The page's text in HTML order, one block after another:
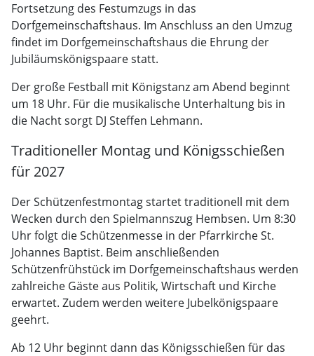
Fortsetzung des Festumzugs in das
Dorfgemeinschaftshaus. Im Anschluss an den Umzug
findet im Dorfgemeinschaftshaus die Ehrung der
Jubiläumskönigspaare statt.
Der große Festball mit Königstanz am Abend beginnt
um 18 Uhr. Für die musikalische Unterhaltung bis in
die Nacht sorgt DJ Steffen Lehmann.
Traditioneller Montag und Königsschießen
für 2027
Der Schützenfestmontag startet traditionell mit dem
Wecken durch den Spielmannszug Hembsen. Um 8:30
Uhr folgt die Schützenmesse in der Pfarrkirche St.
Johannes Baptist. Beim anschließenden
Schützenfrühstück im Dorfgemeinschaftshaus werden
zahlreiche Gäste aus Politik, Wirtschaft und Kirche
erwartet. Zudem werden weitere Jubelkönigspaare
geehrt.
Ab 12 Uhr beginnt dann das Königsschießen für das